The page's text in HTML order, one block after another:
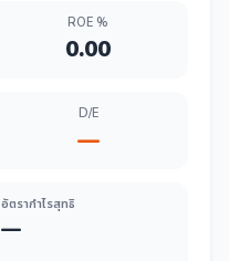
ROE %
0.00
D/E
—
อัตรากำไรสุทธิ
—